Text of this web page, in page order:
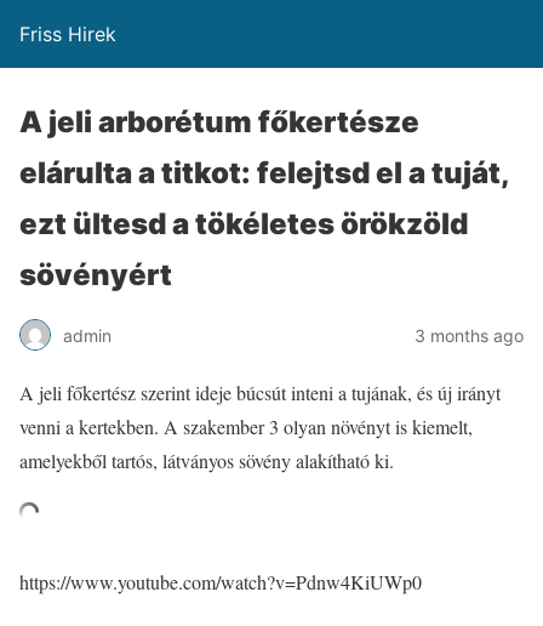
Friss Hirek
A jeli arborétum főkertésze
elárulta a titkot: felejtsd el a tuját,
ezt ültesd a tökéletes örökzöld
sövényért
admin 3 months ago
A jeli főkertész szerint ideje búcsút inteni a tujának, és új irányt
venni a kertekben. A szakember 3 olyan növényt is kiemelt,
amelyekből tartós, látványos sövény alakítható ki.
https://www.youtube.com/watch?v=Pdnw4KiUWp0